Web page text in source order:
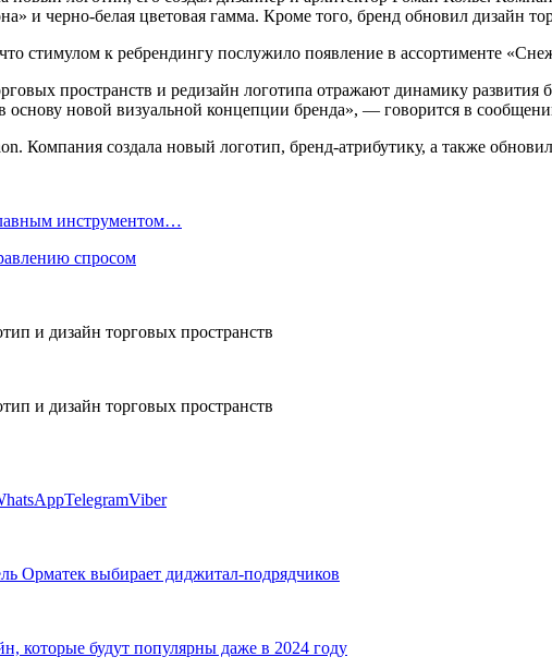
и черно-белая цветовая гамма. Кроме того, бренд обновил дизайн
стимулом к ребрендингу послужило появление в ассортименте
пространств и редизайн логотипа отражают динамику развития
основу новой визуальной концепции бренда», — говорится в
Компания создала новый логотип, бренд-атрибутику, а также
инструментом…
спросом
TelegramViber
Орматек выбирает диджитал-подрядчиков
которые будут популярны даже в 2024 году